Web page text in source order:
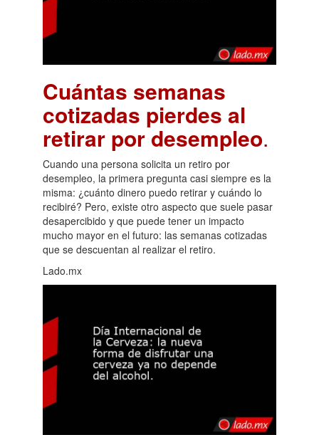
Cuántas semanas
cotizadas pierdes al
retirar por desempleo.
Cuando una persona solicita un retiro por
desempleo, la primera pregunta casi siempre es la
misma: ¿cuánto dinero puedo retirar y cuándo lo
recibiré? Pero, existe otro aspecto que suele pasar
desapercibido y que puede tener un impacto
mucho mayor en el futuro: las semanas cotizadas
que se descuentan al realizar el retiro.
Lado.mx